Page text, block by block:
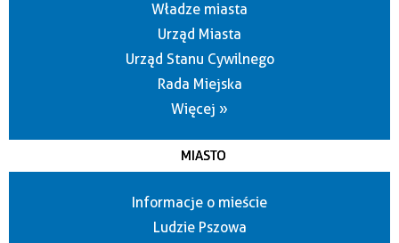
Władze miasta
Urząd Miasta
Urząd Stanu Cywilnego
Rada Miejska
Więcej »
MIASTO
Informacje o mieście
Ludzie Pszowa